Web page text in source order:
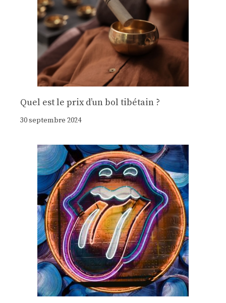
Quel est le prix d’un bol tibétain ?
30 septembre 2024